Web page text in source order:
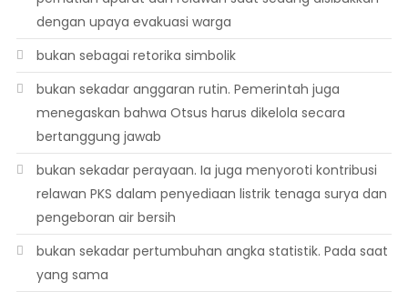
dengan upaya evakuasi warga
bukan sebagai retorika simbolik
bukan sekadar anggaran rutin. Pemerintah juga
menegaskan bahwa Otsus harus dikelola secara
bertanggung jawab
bukan sekadar perayaan. Ia juga menyoroti kontribusi
relawan PKS dalam penyediaan listrik tenaga surya dan
pengeboran air bersih
bukan sekadar pertumbuhan angka statistik. Pada saat
yang sama